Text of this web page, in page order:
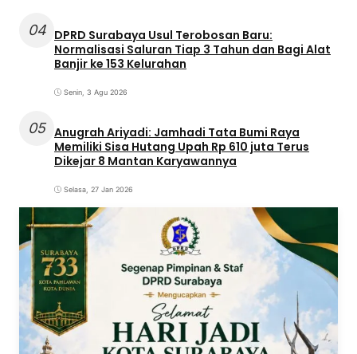
04 DPRD Surabaya Usul Terobosan Baru:
Normalisasi Saluran Tiap 3 Tahun dan Bagi Alat
Banjir ke 153 Kelurahan
Senin, 3 Agu 2026
05 Anugrah Ariyadi: Jamhadi Tata Bumi Raya
Memiliki Sisa Hutang Upah Rp 610 juta Terus
Dikejar 8 Mantan Karyawannya
Selasa, 27 Jan 2026